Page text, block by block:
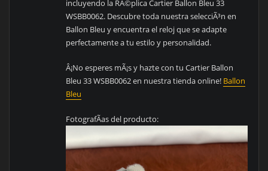
incluyendo la RÃ©plica Cartier Ballon Bleu 33
WSBB0062. Descubre toda nuestra selecciÃ³n en
Ballon Bleu y encuentra el reloj que se adapte
perfectamente a tu estilo y personalidad.
Â¡No esperes mÃ¡s y hazte con tu Cartier Ballon
Bleu 33 WSBB0062 en nuestra tienda online! Ballon
Bleu
FotografÃ­as del producto: